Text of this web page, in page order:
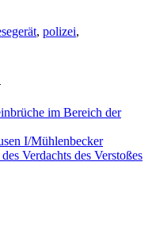
, polizei,
im Bereich der
I/Mühlenbecker
Verdachts des Verstoßes